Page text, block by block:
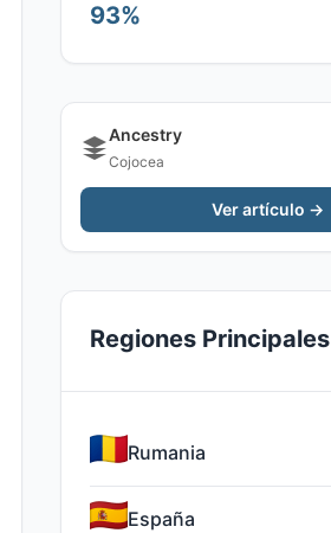
93%
Ancestry
Cojocea
Ver artículo →
Regiones Principales
Rumania
España